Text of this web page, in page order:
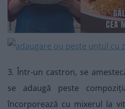
3. Într-un castron, se
se adaugă peste
încorporează cu mixerul la